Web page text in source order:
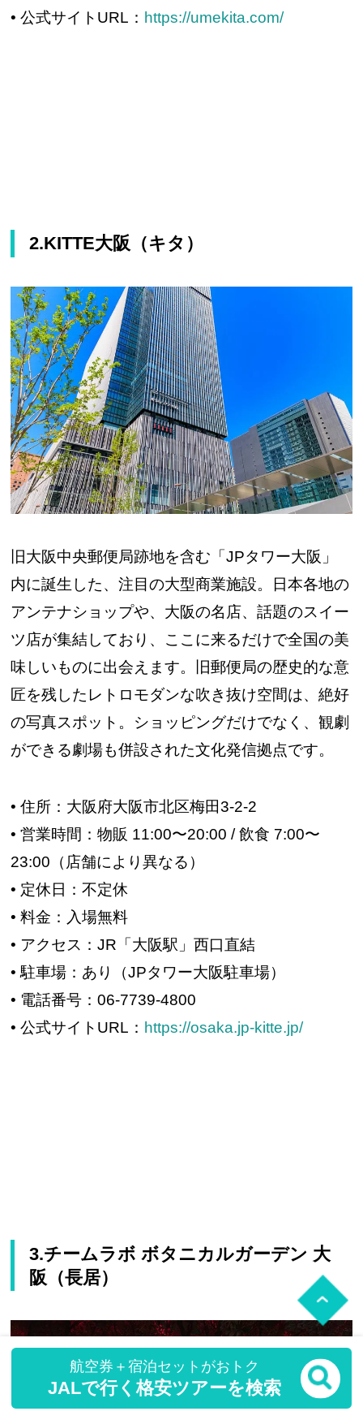
航空券＋宿泊セットがおトク
JALで行く格安ツアーを検索
• 公式サイトURL： https://umekita.com/
2.KITTE大阪（キタ）
旧大阪中央郵便局跡地を含む「JPタワー大阪」
内に誕生した、注目の大型商業施設。日本各地の
アンテナショップや、大阪の名店、話題のスイー
ツ店が集結しており、ここに来るだけで全国の美
味しいものに出会えます。旧郵便局の歴史的な意
匠を残したレトロモダンな吹き抜け空間は、絶好
の写真スポット。ショッピングだけでなく、観劇
ができる劇場も併設された文化発信拠点です。
• 住所：大阪府大阪市北区梅田3-2-2
• 営業時間：物販 11:00〜20:00 / 飲食 7:00〜
23:00（店舗により異なる）
• 定休日：不定休
• 料金：入場無料
• アクセス：JR「大阪駅」西口直結
• 駐車場：あり（JPタワー大阪駐車場）
• 電話番号：06-7739-4800
• 公式サイトURL： https://osaka.jp-kitte.jp/
3.チームラボ ボタニカルガーデン 大
阪（長居）